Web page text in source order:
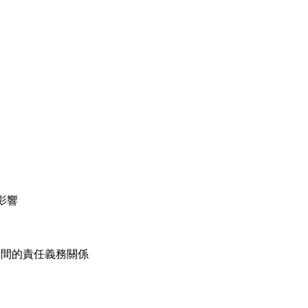
響
的責任義務關係